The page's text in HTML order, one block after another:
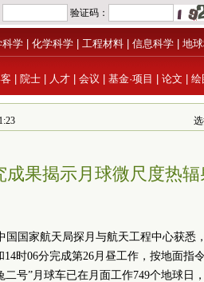
科学 化学科学 工程材料 信息科学 地
院士 人才 会议 基金·项目 论文 绘
果揭示月球微尺度热
国国家航天局探月与航天工程中心获悉
时06分完成第26月昼工作，按地面指
号”月球车已在月面工作749个地球日